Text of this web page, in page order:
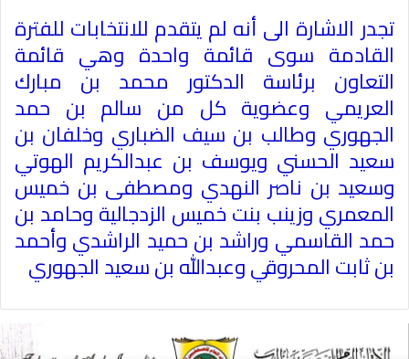
تجدر الاشارة الى أنه لم يتقدم للانتخابات للفترة
القادمة سوى قائمة واحدة وهي قائمة
التعاون برئاسة الدكتور محمد بن مبارك
العريمي وعضوية كل من سالم بن حمد
الجهوري وطالب بن سيف الضباري وخلفان بن
سعيد الحسني ويوسف بن عبدالكريم الهوتي
وسعيد بن ناصر النهدي ومصطفى بن خميس
المعمري وزينب بنت خميس الزدجالية وحامد بن
حمد القاسمي وراشد بن حميد الراشدي وأحمد
بن ثابت المحروقي وعبدالله بن سعيد الجهوري